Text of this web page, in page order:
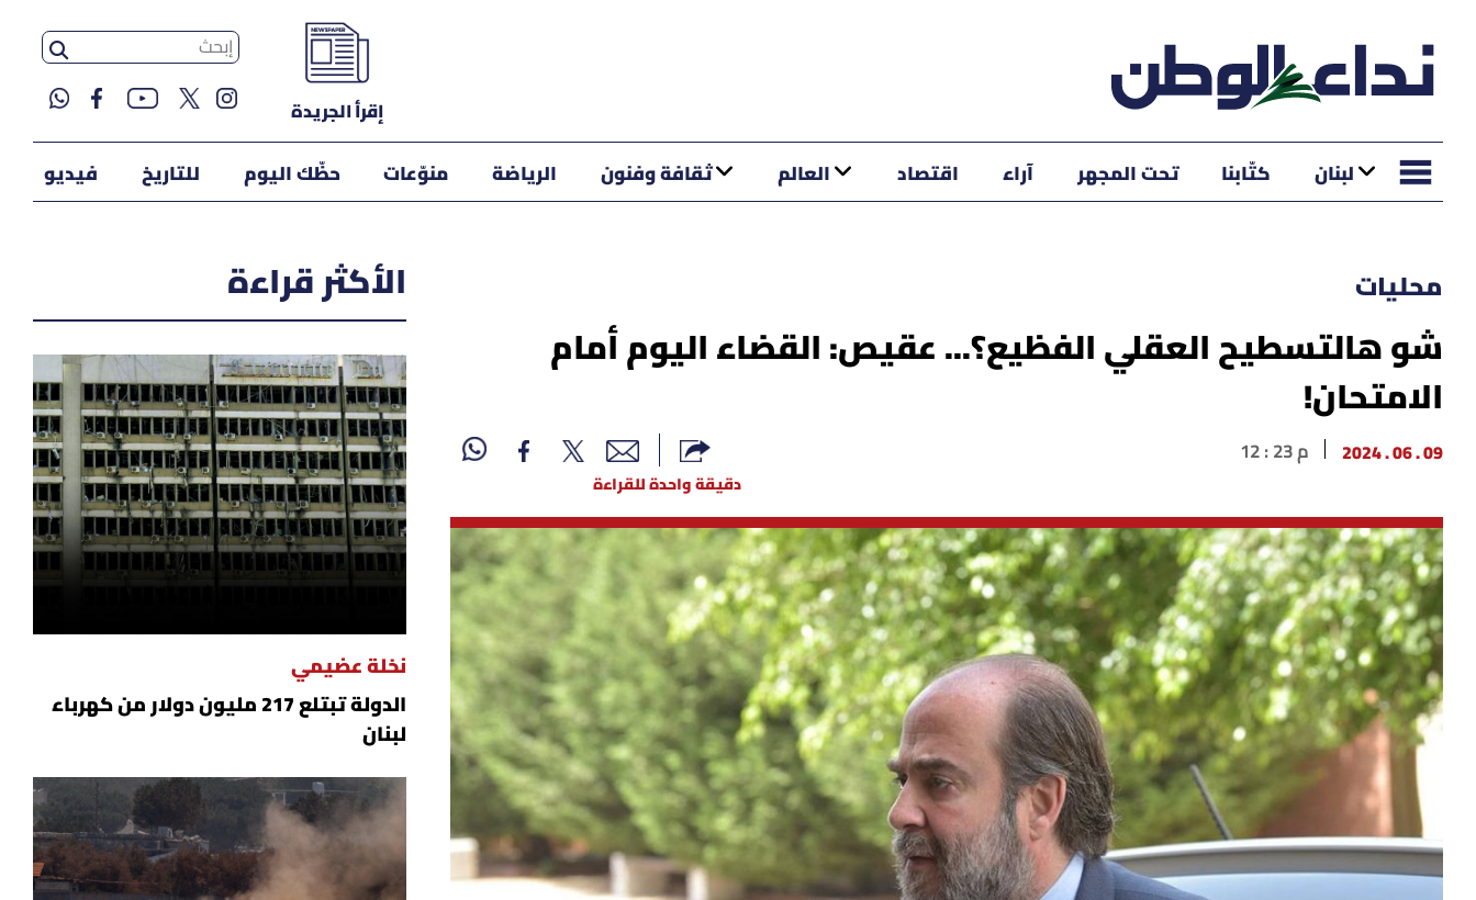
إقرأ الجريدة
لبنان كتّابنا تحت المجهر آراء اقتصاد العالم ثقافة وفنون الرياضة منوّعات حظّك اليوم للتاريخ فيديو
محليات
شو هالتسطيح العقلي الفظيع؟... عقيص: القضاء اليوم أمام
الامتحان!
09 . 06 . 2024 12 : 23 م
دقيقة واحدة للقراءة
الأكثر قراءة
نخلة عضيمي
الدولة تبتلع 217 مليون دولار من كهرباء
لبنان